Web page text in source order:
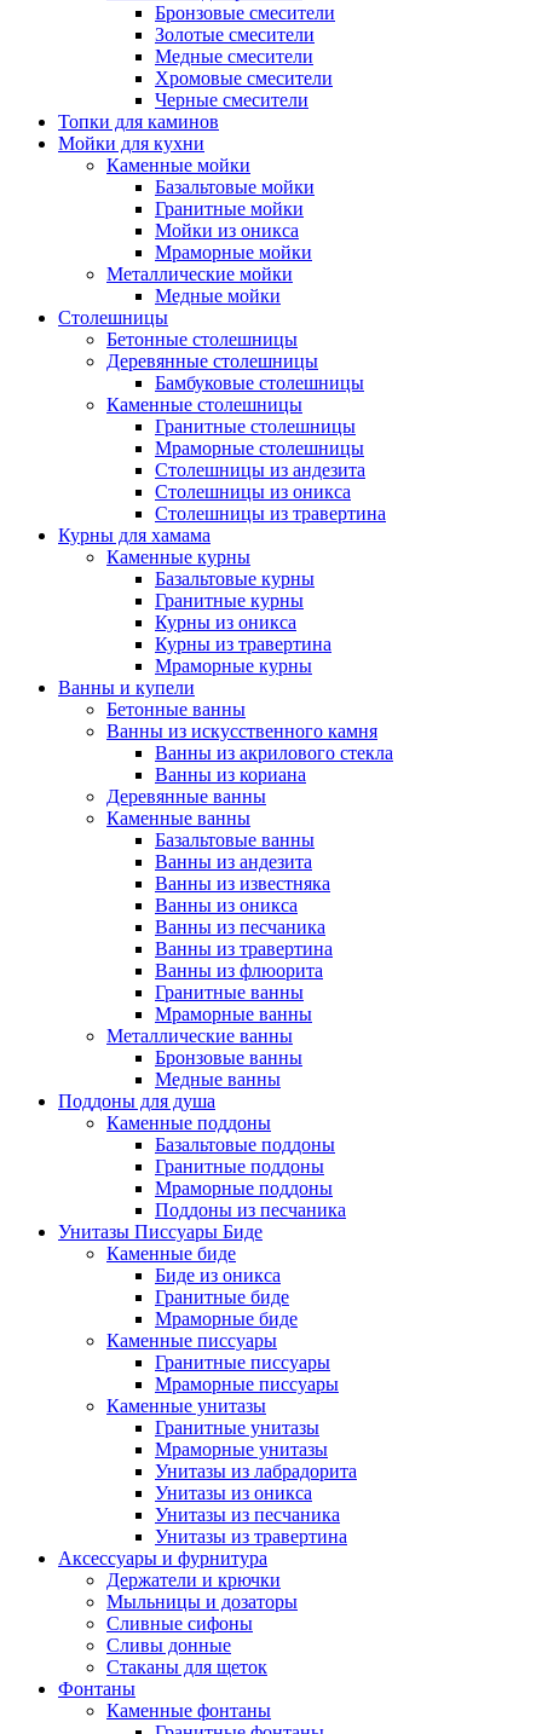
Бронзовые смесители
Золотые смесители
Медные смесители
Хромовые смесители
Черные смесители
Топки для каминов
Мойки для кухни
Каменные мойки
Базальтовые мойки
Гранитные мойки
Мойки из оникса
Мраморные мойки
Металлические мойки
Медные мойки
Столешницы
Бетонные столешницы
Деревянные столешницы
Бамбуковые столешницы
Каменные столешницы
Гранитные столешницы
Мраморные столешницы
Столешницы из андезита
Столешницы из оникса
Столешницы из травертина
Курны для хамама
Каменные курны
Базальтовые курны
Гранитные курны
Курны из оникса
Курны из травертина
Мраморные курны
Ванны и купели
Бетонные ванны
Ванны из искусственного камня
Ванны из акрилового стекла
Ванны из кориана
Деревянные ванны
Каменные ванны
Базальтовые ванны
Ванны из андезита
Ванны из известняка
Ванны из оникса
Ванны из песчаника
Ванны из травертина
Ванны из флюорита
Гранитные ванны
Мраморные ванны
Металлические ванны
Бронзовые ванны
Медные ванны
Поддоны для душа
Каменные поддоны
Базальтовые поддоны
Гранитные поддоны
Мраморные поддоны
Поддоны из песчаника
Унитазы Писсуары Биде
Каменные биде
Биде из оникса
Гранитные биде
Мраморные биде
Каменные писсуары
Гранитные писсуары
Мраморные писсуары
Каменные унитазы
Гранитные унитазы
Мраморные унитазы
Унитазы из лабрадорита
Унитазы из оникса
Унитазы из песчаника
Унитазы из травертина
Аксессуары и фурнитура
Держатели и крючки
Мыльницы и дозаторы
Сливные сифоны
Сливы донные
Стаканы для щеток
Фонтаны
Каменные фонтаны